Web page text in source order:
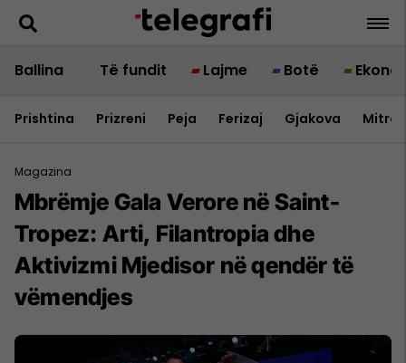
Ballina Të fundit Lajme Botë
Prishtina Prizreni Peja Ferizaj Gjakova
Magazina
Mbrëmje Gala Verore në Saint-
Tropez: Arti, Filantropia dhe
Aktivizmi Mjedisor në qendër të
vëmendjes